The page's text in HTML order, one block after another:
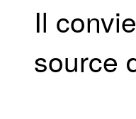
Il
source